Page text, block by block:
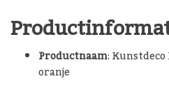
Productnaam: Kunstdeco
oranje